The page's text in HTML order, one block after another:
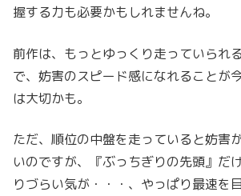
握する力も必要かもしれませんね。
前作は、もっとゆっくり走っていられ
で、妨害のスピード感になれることが
は大切かも。
ただ、順位の中盤を走っていると妨害
いのですが、『ぶっちぎりの先頭』だ
りづらい気が・・・、やっぱり最速を